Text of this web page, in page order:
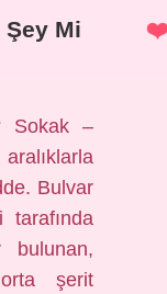
Şey Mi
Sokak –
Bulvar
bulunan,
şerit